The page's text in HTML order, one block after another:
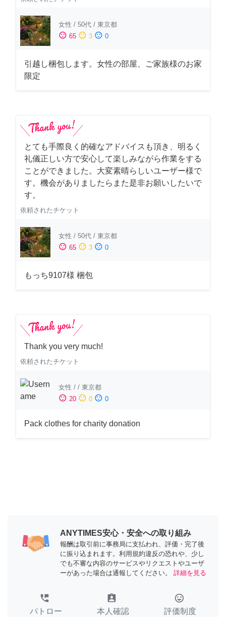
女性 / 50代 / 東京都
sentiment_satisfied 65 sentiment_neutral 3 sentiment_dissatisfied 0
引越し梱包します。女性の部屋、ご家族様のお家
限定
とても手際良く的確なアドバイスも頂き、明るく
礼儀正しい方で安心して楽しみながら作業をする
ことができました。大変素晴らしいユーザー様で
す。機会がありましたらまた是非お願いしたいで
す。
依頼されたチケット
女性 / 50代 / 東京都
sentiment_satisfied 65 sentiment_neutral 3 sentiment_dissatisfied 0
もっち9107様 梱包
Thank you very much!
依頼されたチケット
女性 / / 東京都
sentiment_satisfied 20 sentiment_neutral 0 sentiment_dissatisfied 0
Pack clothes for charity donation
ANYTIMES安心・安全への取り組み
報酬は取引前に事務局に支払われ、評価・完了後
に振り込まれます。利用規約違反の恐れや、少し
でも不審な内容のサービスやリクエストやユーザ
ーがあった場合は通報してください。
詳細を見る
perm_phone_msg
パトロー
assignment_ind
本人確認
tag_faces
評価制度